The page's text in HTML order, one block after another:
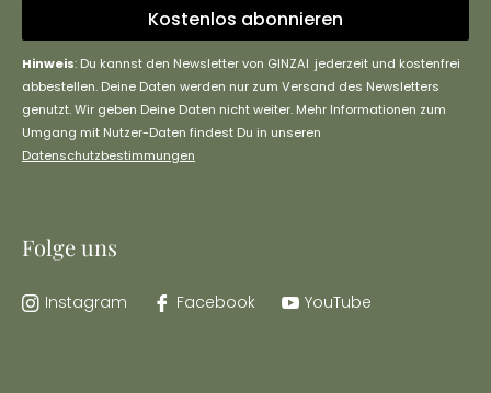
Kostenlos abonnieren
Hinweis: Du kannst den Newsletter von GINZAI jederzeit und kostenfrei
abbestellen. Deine Daten werden nur zum Versand des Newsletters
genutzt. Wir geben Deine Daten nicht weiter. Mehr Informationen zum
Umgang mit Nutzer-Daten findest Du in unseren
Datenschutzbestimmungen
Folge uns
Instagram Facebook YouTube